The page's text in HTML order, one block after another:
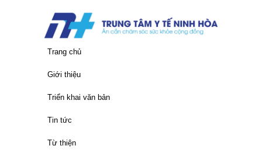
Trang chủ
Giới thiệu
Thông tin chung
Lịch sử hình thành
Chức năng nhiệm vụ
Triển khai văn bản
Văn bản của Trung Ương
Văn bản của Tỉnh
Tin tức
Quy trình khám chữa bệnh
Từ thiện